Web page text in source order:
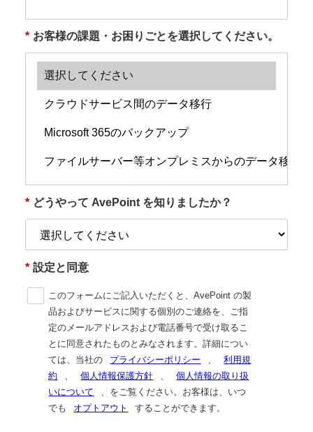
* お客様の課題・お困りごとを選択してください。
* どうやって AvePoint を知りましたか？
* 設定と同意
このフォームにご記入いただくと、AvePoint の製
品およびサービスに関する個別のご連絡を、ご指
定のメールアドレスおよび電話番号で受け取るこ
とに同意されたものとみなされます。詳細につい
ては、当社の
プライバシーポリシー 、
利用規
約
、 個人情報保護方針 、
個人情報の取り扱
いについて
、をご覧ください。お客様は、いつ
でも
オプトアウト することができます。